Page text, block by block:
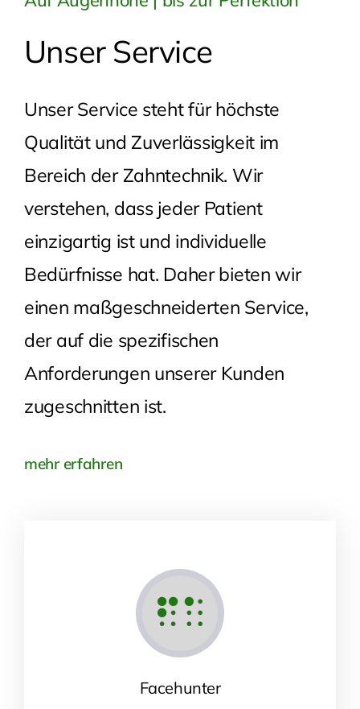
Unser Service
Unser Service steht für höchste
Qualität und Zuverlässigkeit im
Bereich der Zahntechnik. Wir
verstehen, dass jeder Patient
einzigartig ist und individuelle
Bedürfnisse hat. Daher bieten wir
einen maßgeschneiderten Service,
der auf die spezifischen
Anforderungen unserer Kunden
zugeschnitten ist.
mehr erfahren
Facehunter